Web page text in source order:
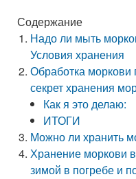
Содержание
Надо ли мыть
Условия хранения
Обработка
секрет хранения
Как я это делаю:
ИТОГИ
Можно ли хранить
Хранение моркови
зимой в погребе и